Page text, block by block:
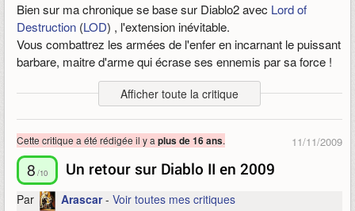
Bien sur ma chronique se base sur Diablo2 avec Lord of
Destruction (LOD) , l'extension inévitable.
Vous combattrez les armées de l'enfer en incarnant le puissant
barbare, maitre d'arme qui écrase ses ennemis par sa force !
Le Nécromancien qui réveille les morts, lance des malédictions
ou un tas de sorts plus gores et jouissifs les un que les autres !
brûle les hordes adverses !
L'assassin, une classe très fine, qui se joue de différente
manière, avec les pièges ou en arts martiaux !
Le paladin, une autre classe redoutable au corps à corps mais
qui maitrise également la magie, l'ennemi juré des morts-
Afficher toute la critique
11/11/2009
Cette critique a été rédigée il y a plus de 16 ans.
8 /10 Un retour sur Diablo II en 2009
Par Arascar- Voir toutes mes critiques